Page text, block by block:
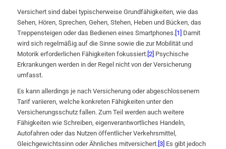
Versichert sind dabei typischerweise Grundfähigkeiten, wie das
Sehen, Hören, Sprechen, Gehen, Stehen, Heben und Bücken, das
Treppensteigen oder das Bedienen eines Smartphones. [1] Damit
wird sich regelmäßig auf die Sinne sowie die zur Mobilität und
Motorik erforderlichen Fähigkeiten fokussiert. [2] Psychische
Erkrankungen werden in der Regel nicht von der Versicherung
umfasst.
Es kann allerdings je nach Versicherung oder abgeschlossenem
Tarif variieren, welche konkreten Fähigkeiten unter den
Versicherungsschutz fallen. Zum Teil werden auch weitere
Fähigkeiten wie Schreiben, eigenverantwortliches Handeln,
Autofahren oder das Nutzen öffentlicher Verkehrsmittel,
Gleichgewichtssinn oder Ähnliches mitversichert. [3] Es gibt jedoch